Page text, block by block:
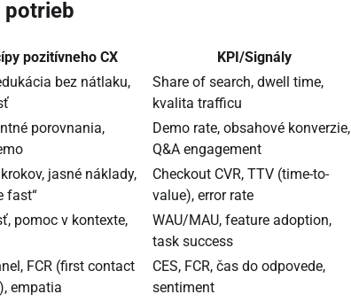
potrieb
pozitívneho CX KPI/Signály
bez nátlaku,
Share of search, dwell time,
kvalita trafficu
porovnania,
Demo rate, obsahové konverzie,
Q&A engagement
jasné náklady,
fast“
Checkout CVR, TTV (time-to-
value), error rate
pomoc v kontexte,
WAU/MAU, feature adoption,
task success
FCR (first contact
empatia
CES, FCR, čas do odpovede,
sentiment